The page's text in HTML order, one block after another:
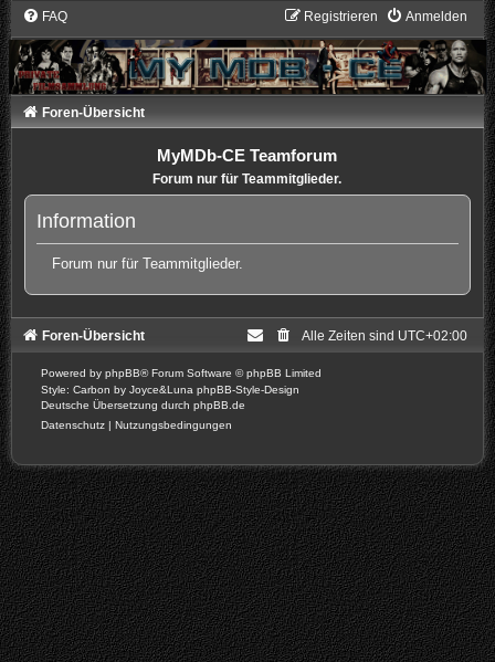
FAQ Anmelden
Registrieren
Foren-Übersicht
MyMDb-CE Teamforum
Forum nur für Teammitglieder.
Information
Forum nur für Teammitglieder.
Foren-Übersicht Alle Zeiten sind UTC+02:00
Powered by phpBB® Forum Software © phpBB Limited
Style: Carbon by Joyce&Luna phpBB-Style-Design
Deutsche Übersetzung durch phpBB.de
Datenschutz | Nutzungsbedingungen